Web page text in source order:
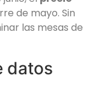
de mayo. Sin
las mesas de
datos